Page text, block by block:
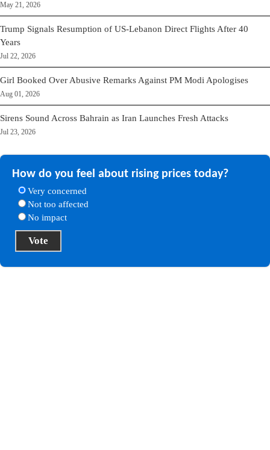
May 21, 2026
Trump Signals Resumption of US-Lebanon Direct Flights After 40
Years
Jul 22, 2026
Girl Booked Over Abusive Remarks Against PM Modi Apologises
Aug 01, 2026
Sirens Sound Across Bahrain as Iran Launches Fresh Attacks
Jul 23, 2026
How do you feel about rising prices today?
Very concerned
Not too affected
No impact